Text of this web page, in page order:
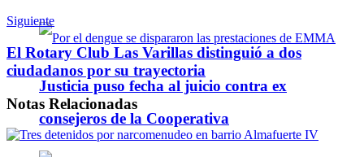
Justicia puso fecha al juicio contra ex
consejeros de la Cooperativa
Siguiente
El Rotary Club Las Varillas distinguió a dos
ciudadanos por su trayectoria
Notas Relacionadas